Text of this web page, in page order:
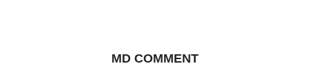
MD COMMENT